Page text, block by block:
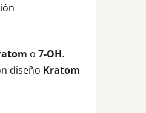
o 7-OH.
diseño Kratom